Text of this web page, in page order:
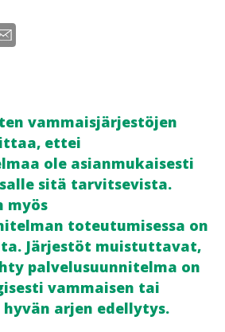
vammaisjärjestöjen
ettei
ole asianmukaisesti
sitä tarvitsevista.
myös
toteutumisessa on
Järjestöt muistuttavat,
palvelusuunnitelma on
vammaisen tai
arjen edellytys.